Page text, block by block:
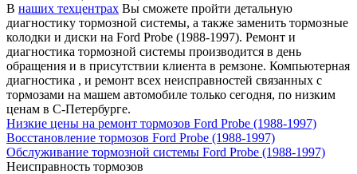
В наших техцентрах Вы сможете пройти детальную
диагностику тормозной системы, а также заменить тормозные
колодки и диски на Ford Probe (1988-1997). Ремонт и
диагностика тормозной системы производится в день
обращения и в присутствии клиента в ремзоне. Компьютерная
диагностика , и ремонт всех неисправностей связанных с
тормозами на машем автомобиле только сегодня, по низким
ценам в С-Петербурге.
Низкие цены на ремонт тормозов Ford Probe (1988-1997)
Восстановление тормозов Ford Probe (1988-1997)
Обслуживание тормозной системы Ford Probe (1988-1997)
Неисправность тормозов